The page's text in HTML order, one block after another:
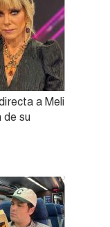
a Meli
de su